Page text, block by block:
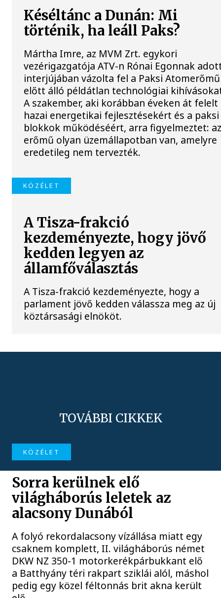
Késéltánc a Dunán: Mi
történik, ha leáll Paks?
Mártha Imre, az MVM Zrt. egykori
vezérigazgatója ATV-n Rónai Egonnak
interjújában vázolta fel a Paksi Atomerőmű
előtt álló példátlan technológiai
A szakember, aki korábban éveken át felelt
hazai energetikai fejlesztésekért és a paksi
blokkok működéséért, arra figyelmeztet:
erőmű olyan üzemállapotban van, amelyre
eredetileg nem tervezték.
KÖZÉLET
A Tisza-frakció
kezdeményezte, hogy jövő
kedden legyen az
államfőválasztás
A Tisza-frakció kezdeményezte, hogy a
parlament jövő kedden válassza meg az új
köztársasági elnököt.
TOVÁBBI CIKKEK
KÖZÉLET
Sorra kerülnek elő
világháborús leletek az
alacsony Dunából
A folyó rekordalacsony vízállása miatt egy
csaknem komplett, II. világháborús német
DKW NZ 350-1 motorkerékpárbukkant elő
a Batthyány téri rakpart sziklái alól, máshol
pedig egy közel féltonnás brit akna került